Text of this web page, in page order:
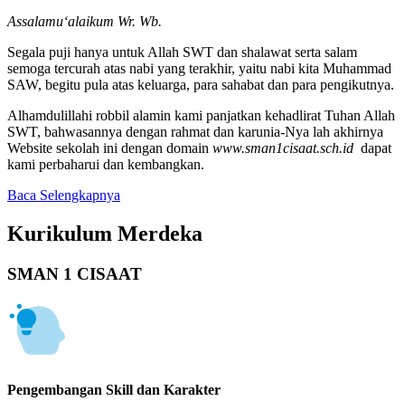
Assalamu‘alaikum Wr. Wb.
Segala puji hanya untuk Allah SWT dan shalawat serta salam
semoga tercurah atas nabi yang terakhir, yaitu nabi kita Muhammad
SAW, begitu pula atas keluarga, para sahabat dan para pengikutnya.
Alhamdulillahi robbil alamin kami panjatkan kehadlirat Tuhan Allah
SWT, bahwasannya dengan rahmat dan karunia-Nya lah akhirnya
Website sekolah ini dengan domain www.sman1cisaat.sch.id dapat
kami perbaharui dan kembangkan.
Baca Selengkapnya
Kurikulum Merdeka
SMAN 1 CISAAT
Pengembangan Skill dan Karakter